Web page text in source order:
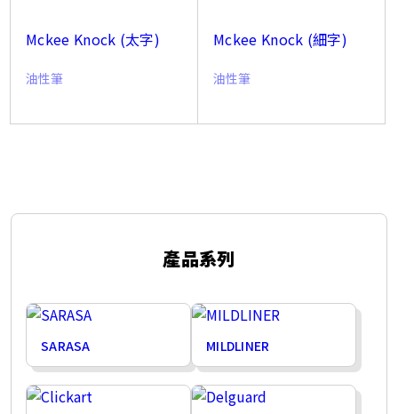
Mckee Knock (太字)
油性筆
Mckee Knock (細字)
油性筆
產品系列
SARASA MILDLINER